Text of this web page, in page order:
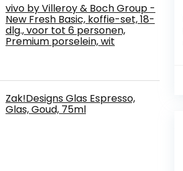
vivo by Villeroy & Boch Group -
New Fresh Basic, koffie-set, 18-
dlg., voor tot 6 personen,
Premium porselein, wit
Zak!Designs Glas Espresso,
Glas, Goud, 75ml